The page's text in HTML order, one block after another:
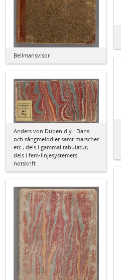
Bellmansvisor
Anders von Düben d.y.: Dans
och sångmelodier samt marscher
etc., dels i gammal tabulatur,
dels i fem-linjesystemets
notskrift